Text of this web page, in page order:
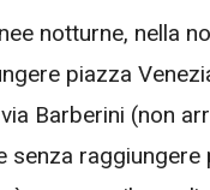
notturne, nella
piazza
Barberini (non
senza